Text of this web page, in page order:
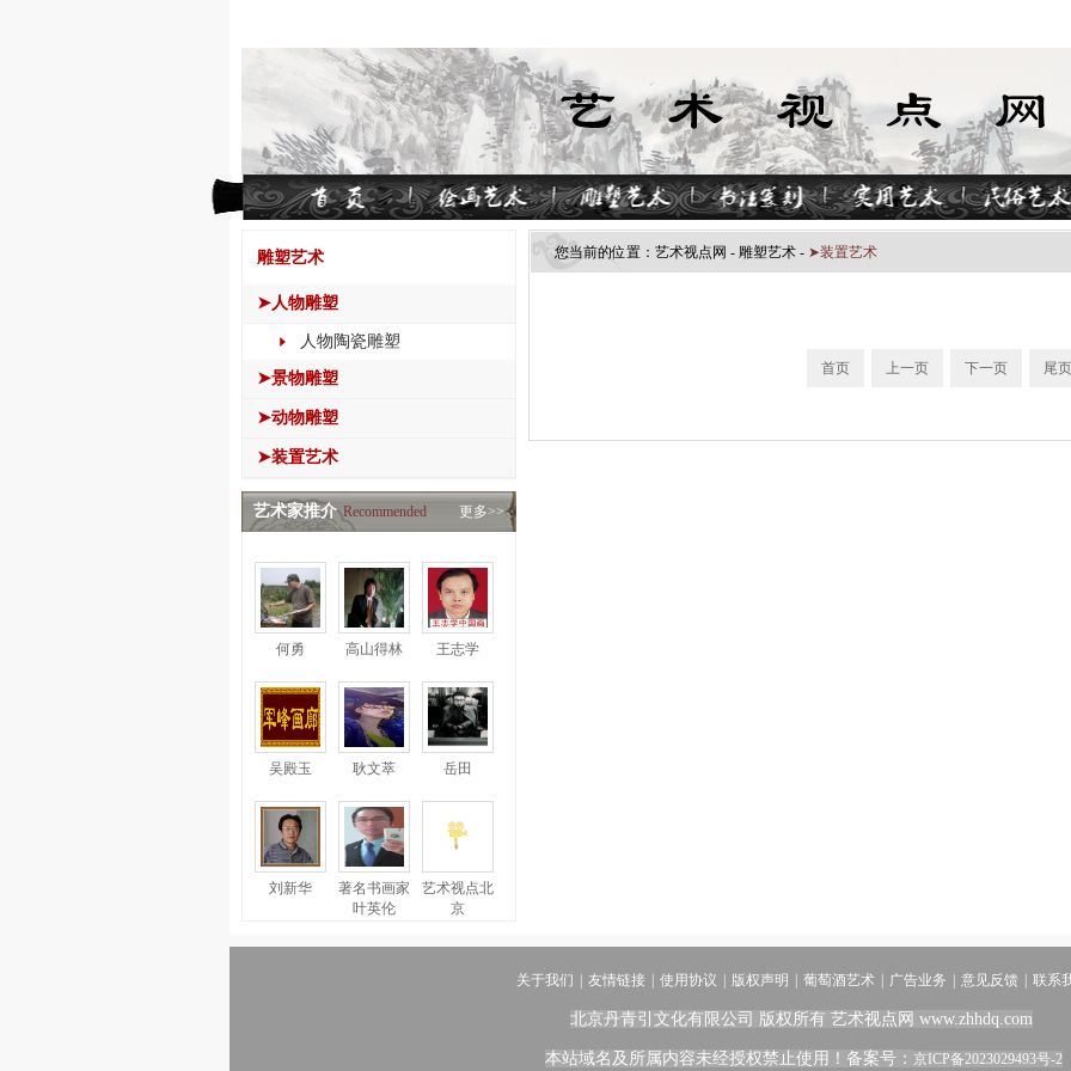
雕塑艺术
➤人物雕塑
人物陶瓷雕塑
➤景物雕塑
➤动物雕塑
➤装置艺术
艺术家推介 Recommended 更多>>
何勇 高山得林 王志学
吴殿玉 耿文萃 岳田
刘新华
著名书画家
叶英伦
艺术视点北
京
您当前的位置： 艺术视点网 - 雕塑艺术 - ➤装置艺术
首页 上一页 下一页 尾页
关于我们 友情链接 使用协议 版权声明 葡萄酒艺术 广告业务 意见反馈 联系
北京丹青引文化有限公司 版权所有 艺术视点网 www.zhhdq.com
本站域名及所属内容未经授权禁止使用！ 备案号： 京ICP备2023029493号-2